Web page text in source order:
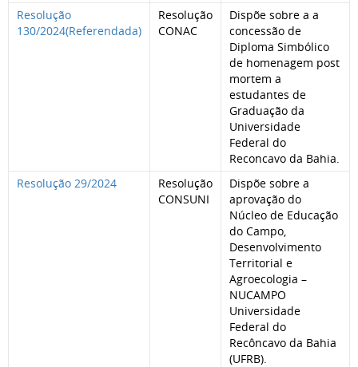
Resolução
130/2024(Referendada)
Resolução
CONAC
Dispõe sobre a a
concessão de
Diploma Simbólico
de homenagem post
mortem a
estudantes de
Graduação da
Universidade
Federal do
Reconcavo da Bahia.
Resolução 29/2024
Resolução
CONSUNI
Dispõe sobre a
aprovação do
Núcleo de Educação
do Campo,
Desenvolvimento
Territorial e
Agroecologia –
NUCAMPO
Universidade
Federal do
Recôncavo da Bahia
(UFRB).